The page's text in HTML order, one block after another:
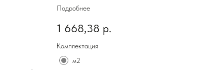
Подробнее
1 668,38 р.
Комплектация
м2